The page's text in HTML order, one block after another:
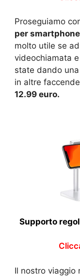
Proseguiamo
per smartphone
molto utile se
videochiamata
state dando
in altre
12.99 euro.
Supporto
Il nostro viaggio